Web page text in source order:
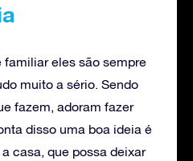
familiar eles são sempre
muito a sério. Sendo
fazem, adoram fazer
disso uma boa ideia é
casa, que possa deixar